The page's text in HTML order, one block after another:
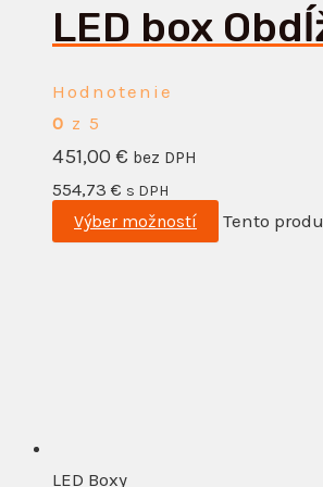
LED box
Hodnotenie
0 z 5
451,00 € bez DPH
554,73 € s DPH
Výber možností Tento
LED Boxy